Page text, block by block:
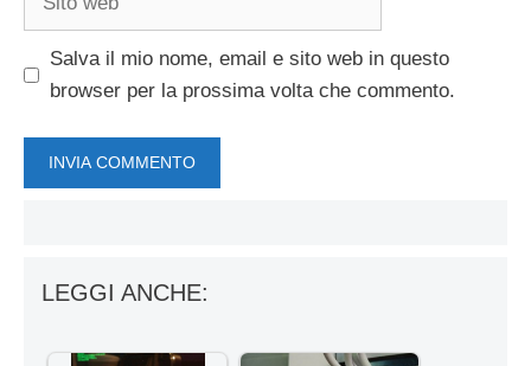
Salva il mio nome, email e sito web in questo
browser per la prossima volta che commento.
LEGGI ANCHE: